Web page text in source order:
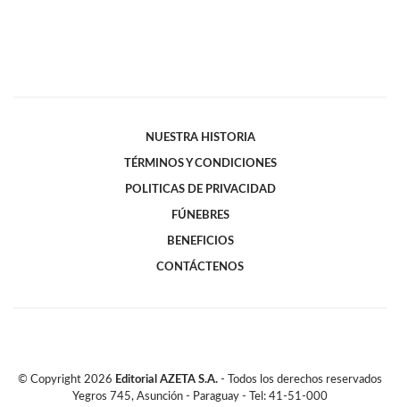
NUESTRA HISTORIA
TÉRMINOS Y CONDICIONES
POLITICAS DE PRIVACIDAD
FÚNEBRES
BENEFICIOS
CONTÁCTENOS
© Copyright 2026 Editorial AZETA S.A. - Todos los derechos reservados
Yegros 745, Asunción - Paraguay - Tel: 41-51-000